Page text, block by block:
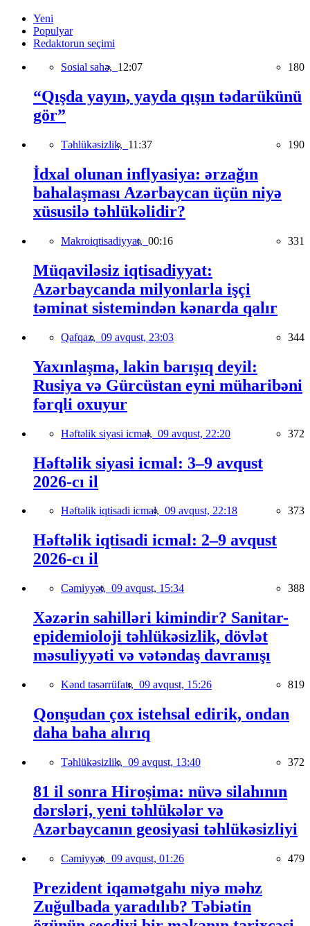
Yeni
Populyar
Redaktorun seçimi
Sosial sahə, 12:07 180
“Qışda yayın, yayda qışın tədarükünü
gör”
Təhlükəsizlik, 11:37 190
İdxal olunan inflyasiya: ərzağın
bahalaşması Azərbaycan üçün niyə
xüsusilə təhlükəlidir?
Makroiqtisadiyyat, 00:16 331
Müqaviləsiz iqtisadiyyat:
Azərbaycanda milyonlarla işçi
təminat sistemindən kənarda qalır
Qafqaz, 09 avqust, 23:03 344
Yaxınlaşma, lakin barışıq deyil:
Rusiya və Gürcüstan eyni müharibəni
fərqli oxuyur
Həftəlik siyasi icmal, 09 avqust, 22:20 372
Həftəlik siyasi icmal: 3–9 avqust
2026-cı il
Həftəlik iqtisadi icmal, 09 avqust, 22:18 373
Həftəlik iqtisadi icmal: 2–9 avqust
2026-cı il
Cəmiyyət, 09 avqust, 15:34 388
Xəzərin sahilləri kimindir? Sanitar-
epidemioloji təhlükəsizlik, dövlət
məsuliyyəti və vətəndaş davranışı
Kənd təsərrüfatı, 09 avqust, 15:26 819
Qonşudan çox istehsal edirik, ondan
daha baha alırıq
Təhlükəsizlik, 09 avqust, 13:40 372
81 il sonra Hiroşima: nüvə silahının
dərsləri, yeni təhlükələr və
Azərbaycanın geosiyasi təhlükəsizliyi
Cəmiyyət, 09 avqust, 01:26 479
Prezident iqamətgahı niyə məhz
Zuğulbada yaradılıb? Təbiətin